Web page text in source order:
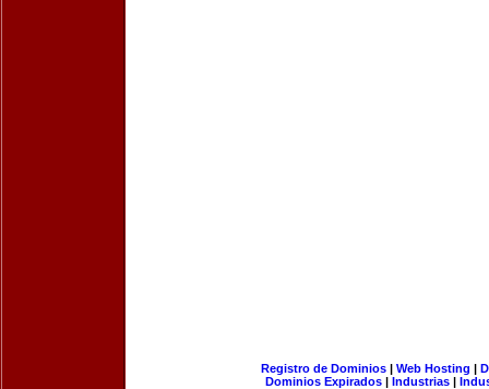
Registro de Dominios| Web Hosting |
Dominios Expirados | Industrias |